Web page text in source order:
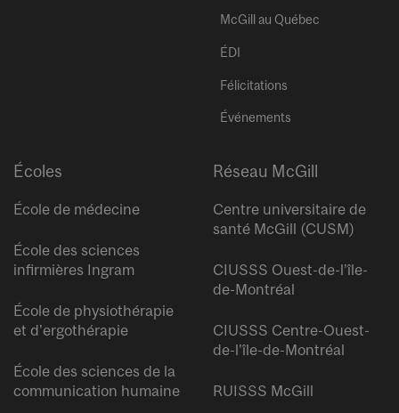
McGill au Québec
ÉDI
Félicitations
Événements
Écoles
École de médecine
École des sciences
infirmières Ingram
École de physiothérapie
et d’ergothérapie
École des sciences de la
communication humaine
Réseau McGill
Centre universitaire de
santé McGill (CUSM)
CIUSSS Ouest-de-l’île-
de-Montréal
CIUSSS Centre-Ouest-
de-l’île-de-Montréal
RUISSS McGill